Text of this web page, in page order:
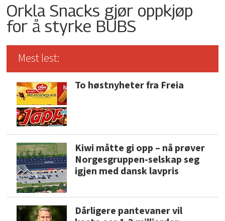
Orkla Snacks gjør oppkjøp
for å styrke BUBS
Mest lest:
To høstnyheter fra Freia
Kiwi måtte gi opp – nå prøver
Norgesgruppen-selskap seg
igjen med dansk lavpris
Dårligere pantevaner vil